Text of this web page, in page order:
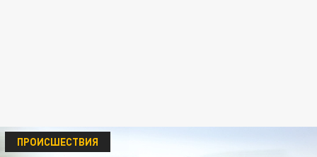
ПРОИСШЕСТВИЯ